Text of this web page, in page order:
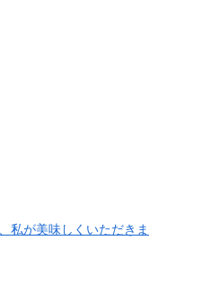
私が美味しくいただきま